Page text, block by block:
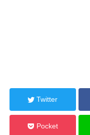
Twitter
Pocket